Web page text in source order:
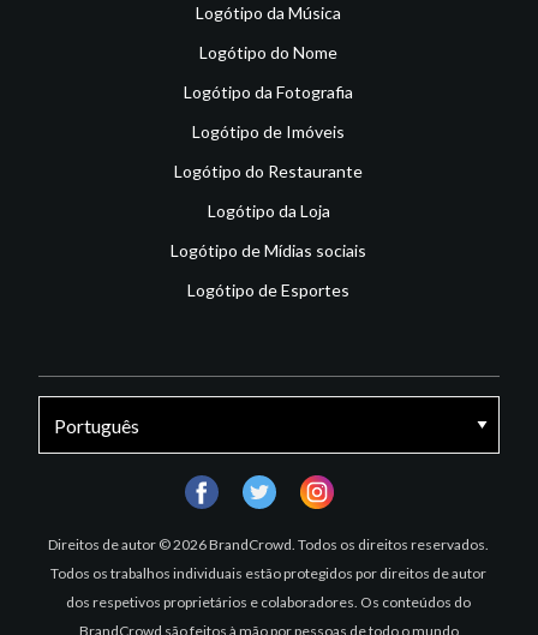
Logótipo da Música
Logótipo do Nome
Logótipo da Fotografia
Logótipo de Imóveis
Logótipo do Restaurante
Logótipo da Loja
Logótipo de Mídias sociais
Logótipo de Esportes
Direitos de autor © 2026 BrandCrowd. Todos os direitos reservados.
Todos os trabalhos individuais estão protegidos por direitos de autor
dos respetivos proprietários e colaboradores. Os conteúdos do
BrandCrowd são feitos à mão por pessoas de todo o mundo
facebooktwitter instagram